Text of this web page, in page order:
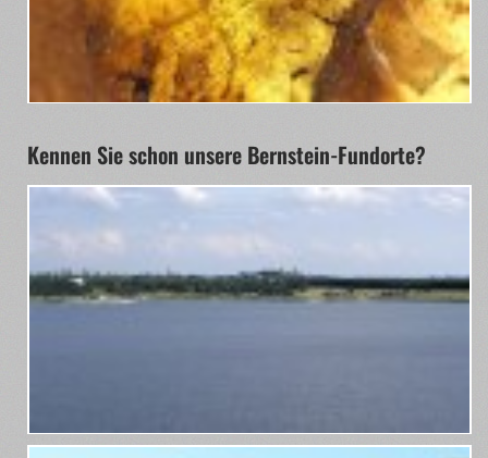
Kennen Sie schon unsere Bernstein-Fundorte?